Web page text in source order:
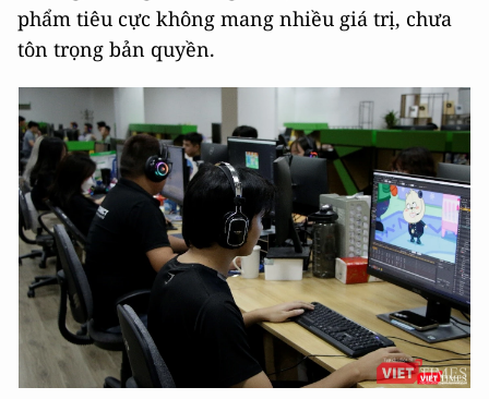
phẩm tiêu cực không mang nhiều giá trị, chưa
tôn trọng bản quyền.